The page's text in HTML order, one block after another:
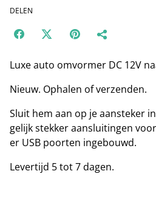
DELEN
Luxe auto omvormer DC 12V
Nieuw. Ophalen of verzenden.
Sluit hem aan op je aansteker
gelijk stekker aansluitingen
er USB poorten ingebouwd.
Levertijd 5 tot 7 dagen.